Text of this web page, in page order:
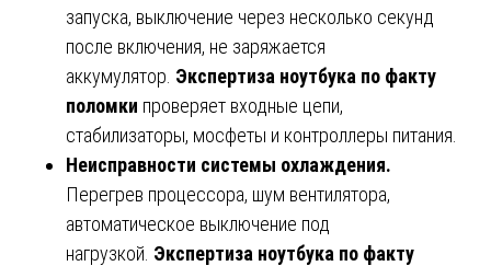
запуска, выключение через несколько секунд
после включения, не заряжается
аккумулятор. Экспертиза ноутбука по факту
поломки проверяет входные цепи,
стабилизаторы, мосфеты и контроллеры питания.
Неисправности системы охлаждения.
Перегрев процессора, шум вентилятора,
автоматическое выключение под
нагрузкой. Экспертиза ноутбука по факту